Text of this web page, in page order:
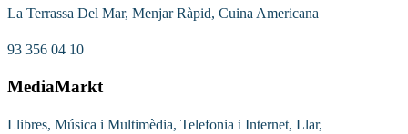
La Terrassa Del Mar, Menjar Ràpid, Cuina Americana
93 356 04 10
MediaMarkt
Llibres, Música i Multimèdia, Telefonia i Internet, Llar,